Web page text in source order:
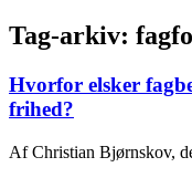
Tag-arkiv:
Hvorfor elsker
frihed?
Af Christian Bjørnskov,